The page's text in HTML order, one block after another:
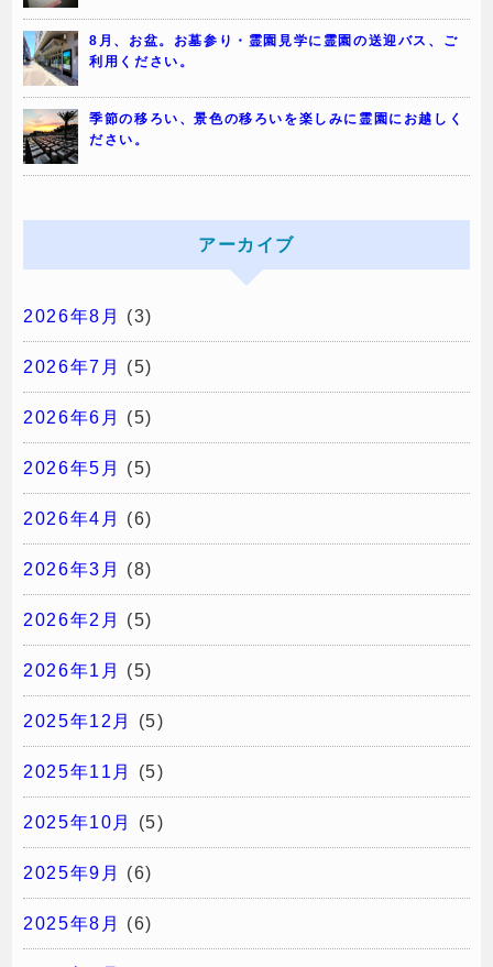
8月、お盆。お墓参り・霊園見学に霊園の送迎バス、ご
利用ください。
季節の移ろい、景色の移ろいを楽しみに霊園にお越しく
ださい。
アーカイブ
2026年8月 (3)
2026年7月 (5)
2026年6月 (5)
2026年5月 (5)
2026年4月 (6)
2026年3月 (8)
2026年2月 (5)
2026年1月 (5)
2025年12月 (5)
2025年11月 (5)
2025年10月 (5)
2025年9月 (6)
2025年8月 (6)